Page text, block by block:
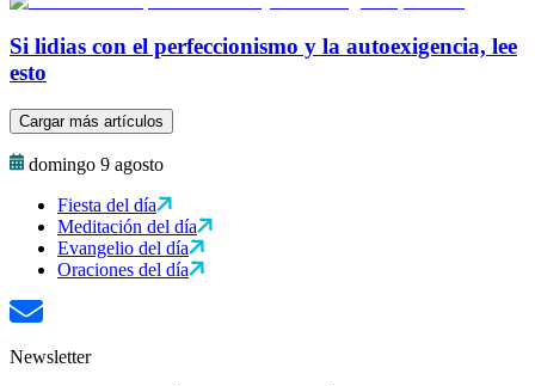
Si lidias con el perfeccionismo y la autoexigencia, lee
esto
Cargar más artículos
domingo 9 agosto
Fiesta del día
Meditación del día
Evangelio del día
Oraciones del día
Newsletter